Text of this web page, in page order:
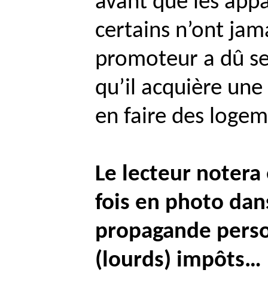
certains n’ont
promoteur a dû
qu’il acquière
en faire des
Le lecteur
fois en photo
propagande
(lourds) impôts…